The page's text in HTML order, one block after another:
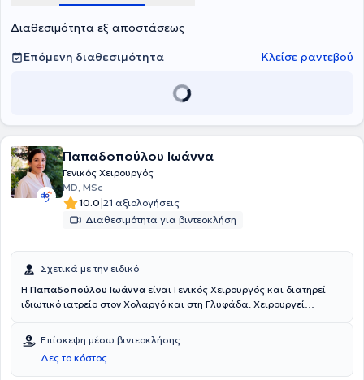
Διαθεσιμότητα εξ αποστάσεως
Επόμενη διαθεσιμότητα
Κλείσε ραντεβού
Παπαδοπούλου Ιωάννα
Γενικός Χειρουργός
MD, MSc
10.0|21 αξιολογήσεις
Διαθεσιμότητα για βιντεοκλήση
Σχετικά με την ειδικό
Η Παπαδοπούλου Ιωάννα είναι Γενικός Χειρουργός και διατηρεί
ιδιωτικό ιατρείο στον Χολαργό και στη Γλυφάδα. Χειρουργεί
κακοήθων παθήσεων του ανωτέρου και κατωτέρου πεπτικού,
χολής και χοληφόρων καθώς και όλες τις κήλες κοιλιακού
τοιχώματος. Έλαβε το πτυχίο Ιατρικής από το Πανεπιστήμιο Ιατρικής
και Φαρμακευτικής "Gr. T. Popa" Ιασίου το 2012. Εκπλήρωσε την
Επίσκεψη μέσω βιντεοκλήσης
Δες το κόστος